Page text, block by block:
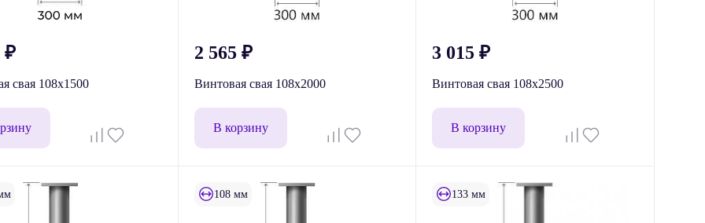
₽
свая 108x1500
2 565₽
Винтовая свая 108x2000
В корзину
3 015 ₽
Винтовая свая 108x2500
В корзину
108 мм 133 мм